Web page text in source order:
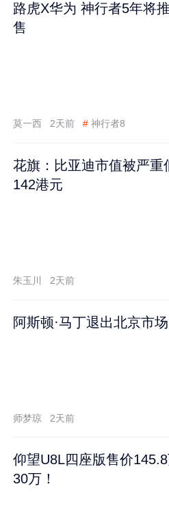
路虎X华为 神行者5年将
售
莫一西 2天前 # 神行者8
花旗：比亚迪市值被严重
142港元
朱玉川 2天前
阿斯顿·马丁退出北京市
师梦琼 2天前
仰望U8L四座版售价
30万！